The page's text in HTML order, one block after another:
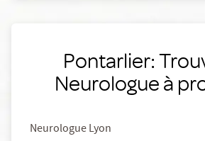
Pontarlier:
Neurologue à
Neurologue Lyon